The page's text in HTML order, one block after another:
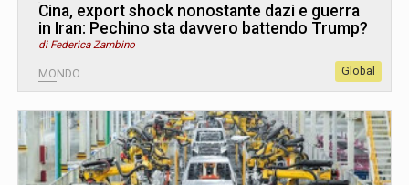
Cina, export shock nonostante dazi e guerra
in Iran: Pechino sta davvero battendo Trump?
di Federica Zambino
MONDO Global